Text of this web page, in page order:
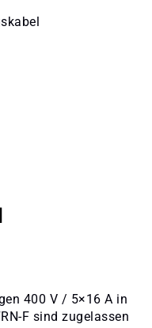
400 V / 5×16 A in
F sind zugelassen